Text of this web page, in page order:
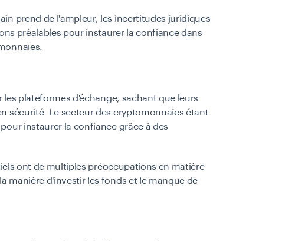
prend de l'ampleur, les incertitudes juridiques
préalables pour instaurer la confiance dans
les plateformes d'échange, sachant que leurs
sécurité. Le secteur des cryptomonnaies étant
instaurer la confiance grâce à des
ont de multiples préoccupations en matière
manière d'investir les fonds et le manque de